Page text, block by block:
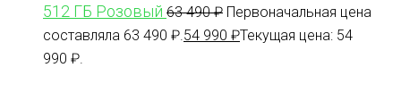
512 ГБ Розовый 63 490₽ Первоначальная цена
составляла 63 490 ₽. 54 990 ₽Текущая цена: 54
990 ₽.